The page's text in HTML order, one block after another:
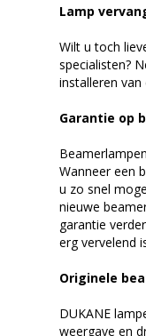
Lamp
Wilt u toch
specialisten?
installeren
Garantie op
Wanneer een
u zo snel
nieuwe
garantie
erg vervelend
Originele
DUKANE
weergave en